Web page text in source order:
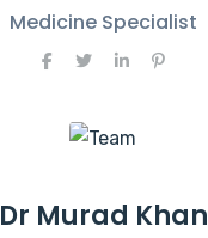
Medicine Specialist
Dr Murad Khan